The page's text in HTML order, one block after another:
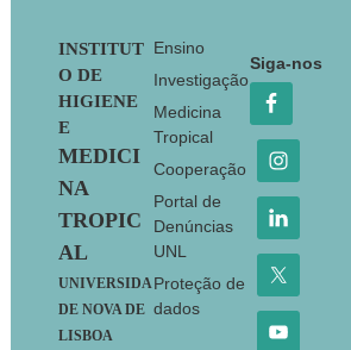
Footer
INSTITUT
O DE
HIGIENE
E
MEDICI
NA
TROPIC
AL
UNIVERSIDA
DE NOVA DE
LISBOA
Ensino
Investigação
Medicina
Tropical
Cooperação
Portal de
Denúncias
UNL
Proteção de
dados
Siga-nos